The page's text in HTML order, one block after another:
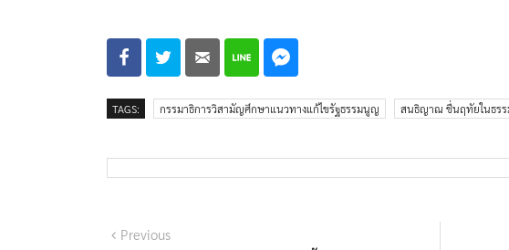
TAGS: กรรมาธิการวิสามัญศึกษาแนวทางแก้ไขรัฐธรรมนูญ สนธิญาณ ชื่นฤทัยในธร
Previous